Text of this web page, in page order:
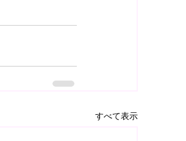
すべて表示